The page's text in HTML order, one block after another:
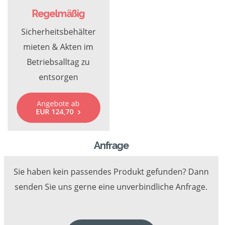
Regelmäßig
Sicherheitsbehälter
mieten & Akten im
Betriebsalltag zu
entsorgen
Angebote ab
EUR 124,70
Anfrage
Sie haben kein passendes Produkt gefunden? Dann
senden Sie uns gerne eine unverbindliche Anfrage.